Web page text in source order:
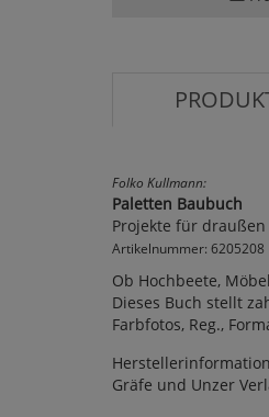
Folko Kullmann:
Paletten Baubuch
Projekte für draußen
Artikelnummer: 6205208
Ob Hochbeete,
Dieses Buch stellt
Farbfotos, Reg.,
Gräfe und Unzer